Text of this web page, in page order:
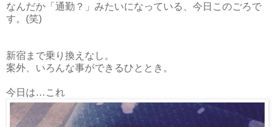
なんだか「通勤？」みたいになっている、今日このごろで
す。(笑)
新宿まで乗り換えなし。
案外、いろんな事ができるひととき。
今日は…これ